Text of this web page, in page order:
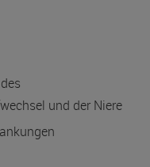
und der Niere